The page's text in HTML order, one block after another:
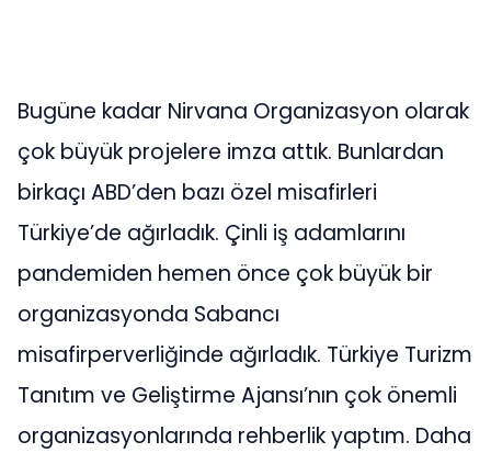
Bugüne kadar Nirvana Organizasyon olarak
çok büyük projelere imza attık. Bunlardan
birkaçı ABD’den bazı özel misafirleri
Türkiye’de ağırladık. Çinli iş adamlarını
pandemiden hemen önce çok büyük bir
organizasyonda Sabancı
misafirperverliğinde ağırladık. Türkiye Turizm
Tanıtım ve Geliştirme Ajansı’nın çok önemli
organizasyonlarında rehberlik yaptım. Daha